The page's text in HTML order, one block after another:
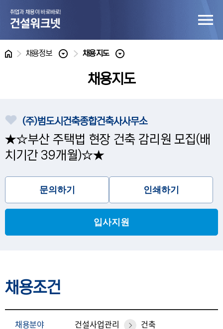
홈 채용정보 채용지도
채용지도
(주)범도시건축종합건축사사무소
★☆부산 주택법 현장 건축 감리원 모집(배
치기간 39개월)☆★
입사지원
문의하기 인쇄하기
채용조건
채용분야 건설사업관리 건축